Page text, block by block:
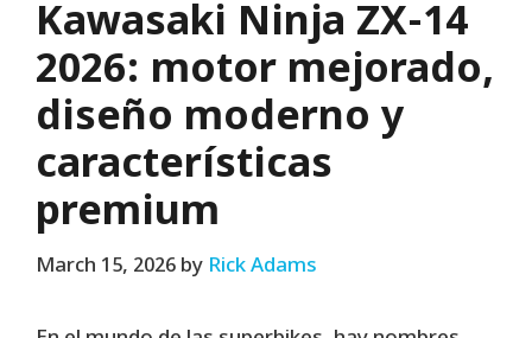
Kawasaki Ninja ZX-14
2026: motor mejorado,
diseño moderno y
características
premium
March 15, 2026 by Rick Adams